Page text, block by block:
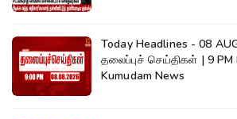
Today Headlines - 08
தலைப்புச் செய்திகள் | 9 PM
Kumudam News